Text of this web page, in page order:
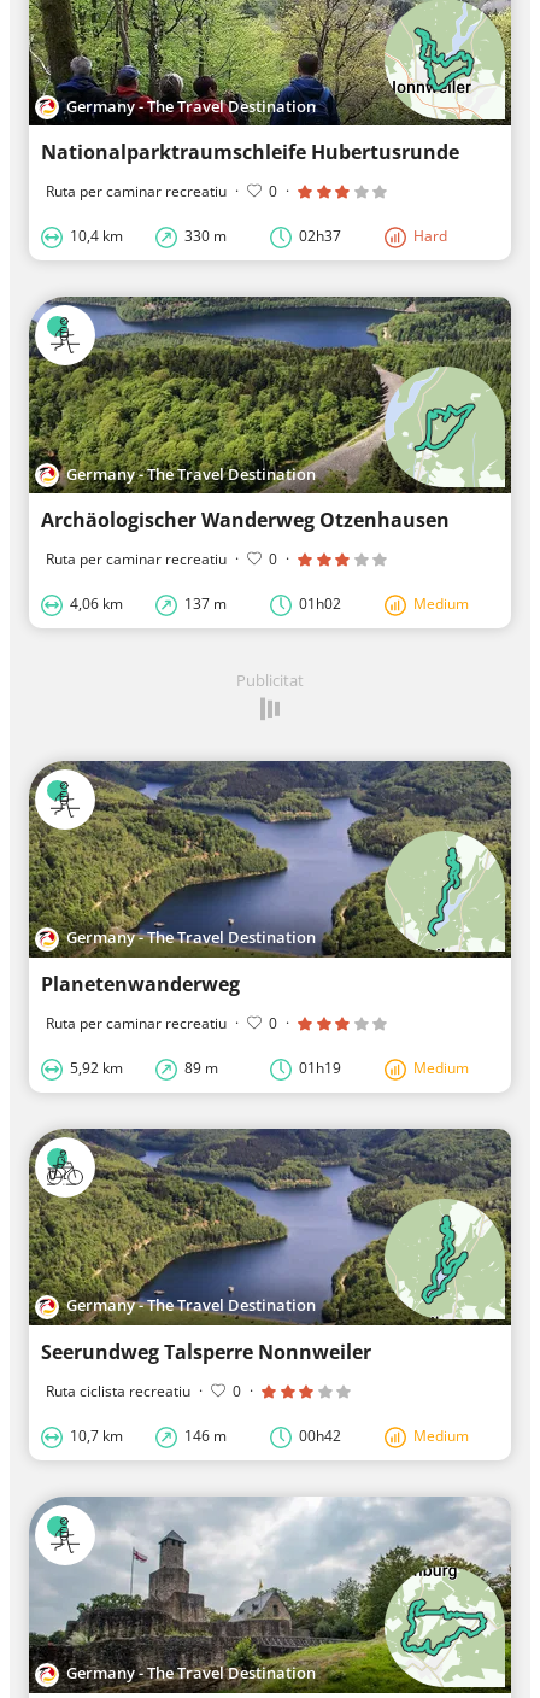
Germany - The Travel Destination
Nationalparktraumschleife Hubertusrunde
Ruta per caminar recreatiu · 0 ·
10,4 km 330 m 02h37 Hard
Germany - The Travel Destination
Archäologischer Wanderweg Otzenhausen
Ruta per caminar recreatiu · 0 ·
4,06 km 137 m 01h02 Medium
Publicitat
Germany - The Travel Destination
Planetenwanderweg
Ruta per caminar recreatiu · 0 ·
5,92 km 89 m 01h19 Medium
Germany - The Travel Destination
Seerundweg Talsperre Nonnweiler
Ruta ciclista recreatiu · 0 ·
10,7 km 146 m 00h42 Medium
Germany - The Travel Destination